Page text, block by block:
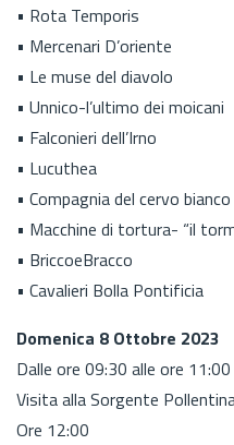
• Rota Temporis
• Mercenari D’oriente
• Le muse del diavolo
• Unnico-l’ultimo dei moicani
• Falconieri dell’Irno
• Lucuthea
• Compagnia del cervo bianco
• Macchine di tortura- “il
• BriccoeBracco
• Cavalieri Bolla Pontificia
Domenica 8 Ottobre 2023
Dalle ore 09:30 alle ore 11:00
Visita alla Sorgente
Ore 12:00